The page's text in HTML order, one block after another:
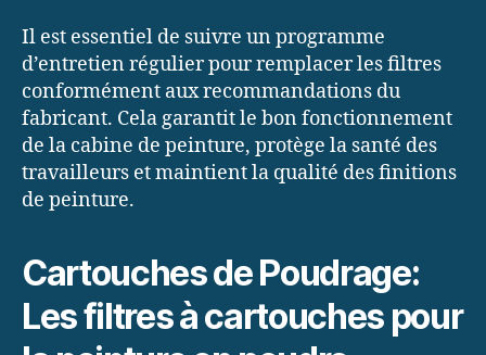
Il est essentiel de suivre un programme
d’entretien régulier pour remplacer les filtres
conformément aux recommandations du
fabricant. Cela garantit le bon fonctionnement
de la cabine de peinture, protège la santé des
travailleurs et maintient la qualité des finitions
de peinture.
Cartouches de Poudrage:
Les filtres à cartouches pour